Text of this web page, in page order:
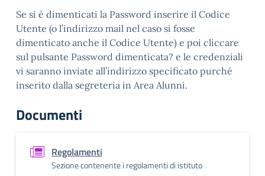
Se si è dimenticati la Password inserire il Codice
Utente (o l’indirizzo mail nel caso si fosse
dimenticato anche il Codice Utente) e poi cliccare
sul pulsante Password dimenticata? e le credenziali
vi saranno inviate all’indirizzo specificato purché
inserito dalla segreteria in Area Alunni.
Documenti
Regolamenti
Sezione contenente i regolamenti di istituto